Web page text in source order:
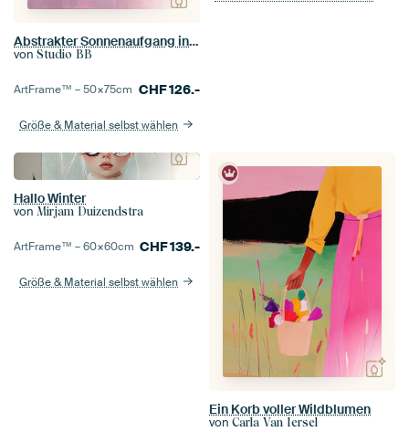
Abstrakter Sonnenaufgang in Pastell Nr. 1
von Studio BB
ArtFrame™ –50×75cm CHF126.-
Größe & Material selbst wählen
Hallo Winter
von Mirjam Duizendstra
ArtFrame™ –60×60cm CHF139.-
Größe & Material selbst wählen
Ein Korb voller Wildblumen
von Carla Van Iersel